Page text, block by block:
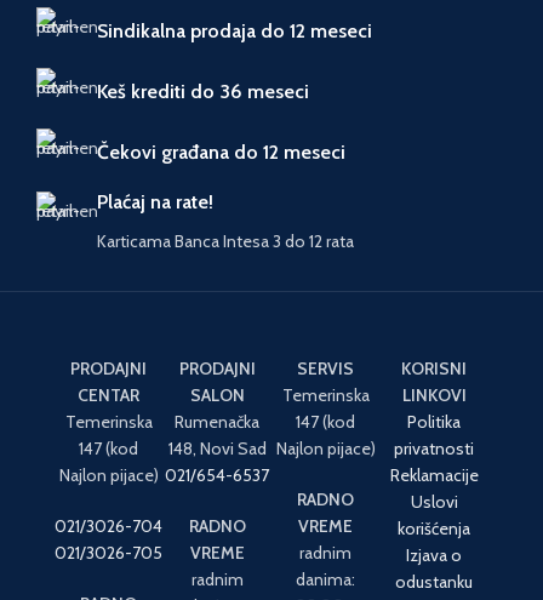
Sindikalna prodaja do 12 meseci
Keš krediti do 36 meseci
Čekovi građana do 12 meseci
Plaćaj na rate!
Karticama Banca Intesa 3 do 12 rata
PRODAJNI
CENTAR
Temerinska
147 (kod
Najlon pijace)
021/3026-704
021/3026-705
PRODAJNI
SALON
Rumenačka
148, Novi Sad
021/654-6537
RADNO
VREME
radnim
SERVIS
Temerinska
147 (kod
Najlon pijace)
RADNO
VREME
radnim
danima:
KORISNI
LINKOVI
Politika
privatnosti
Reklamacije
Uslovi
korišćenja
Izjava o
odustanku